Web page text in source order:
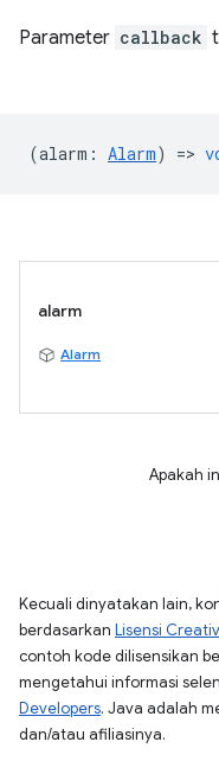
Parameter callback
(alarm : Alarm) =>
alarm
Alarm
Apakah
Kecuali dinyatakan lain,
berdasarkan Lisensi
contoh kode dilisensikan
mengetahui informasi
Developers. Java adalah
dan/atau afiliasinya.